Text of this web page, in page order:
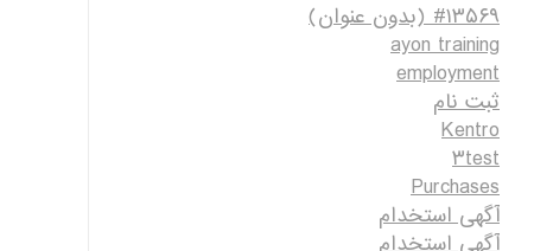
#۱۳۵۶۹ (بدون عنوان)
ayon training
employment
ثبت نام
Kentro
۳test
Purchases
آگهی استخدام
آگهی استخدام